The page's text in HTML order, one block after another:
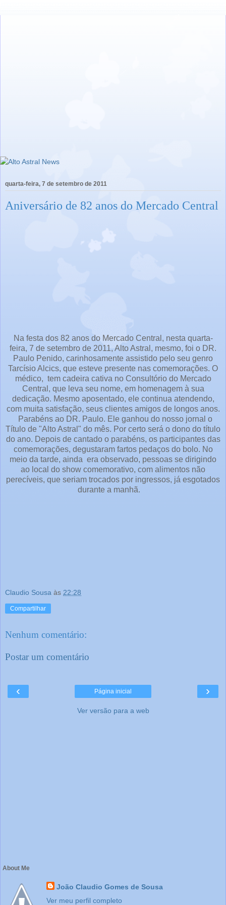
quarta-feira, 7 de setembro de 2011
Aniversário de 82 anos do Mercado Central
Na festa dos 82 anos do Mercado Central, nesta quarta-
feira, 7 de setembro de 2011, Alto Astral, mesmo, foi o DR.
Paulo Penido, carinhosamente assistido pelo seu genro
Tarcísio Alcics, que esteve presente nas comemorações. O
médico, tem cadeira cativa no Consultório do Mercado
Central, que leva seu nome, em homenagem à sua
dedicação. Mesmo aposentado, ele continua atendendo,
com muita satisfação, seus clientes amigos de longos anos.
Parabéns ao DR. Paulo. Ele ganhou do nosso jornal o
Título de "Alto Astral" do mês. Por certo será o dono do título
do ano. Depois de cantado o parabéns, os participantes das
comemorações, degustaram fartos pedaços do bolo. No
meio da tarde, ainda era observado, pessoas se dirigindo
ao local do show comemorativo, com alimentos não
perecíveis, que seriam trocados por ingressos, já esgotados
durante a manhã.
Claudio Sousa às 22:28
Compartilhar
Nenhum comentário:
Postar um comentário
‹ ›
Página inicial
Ver versão para a web
About Me
João Claudio Gomes de Sousa
Ver meu perfil completo